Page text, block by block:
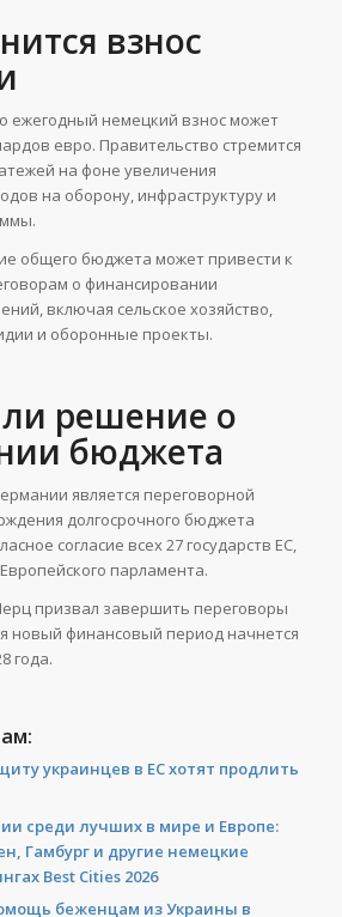
взнос
ежегодный немецкий взнос может
евро. Правительство стремится
на фоне увеличения
на оборону, инфраструктуру и
общего бюджета может привести к
о финансировании
включая сельское хозяйство,
и оборонные проекты.
решение о
бюджета
является переговорной
долгосрочного бюджета
согласие всех 27 государств ЕС,
парламента.
призвал завершить переговоры
новый финансовый период начнется
года.
украинцев в ЕС хотят продлить
среди лучших в мире и Европе:
Гамбург и другие немецкие
Best Cities 2026
беженцам из Украины в